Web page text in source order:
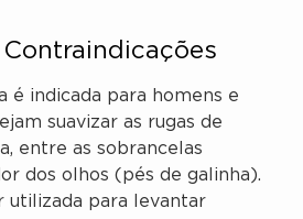
Contraindicações
é indicada para homens e
suavizar as rugas de
entre as sobrancelas
dos olhos (pés de galinha).
utilizada para levantar